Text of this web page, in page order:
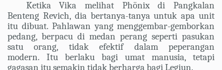
Ketika Vika melihat Phönix di Pangkalan
Benteng Revich, dia bertanya-tanya untuk apa unit
itu dibuat. Pahlawan yang menggembar-gemborkan
pedang, berpacu di medan perang seperti pasukan
satu orang, tidak efektif dalam peperangan
modern. Itu berlaku bagi umat manusia, tetapi
gagasan itu semakin tidak berharga bagi Legiun.